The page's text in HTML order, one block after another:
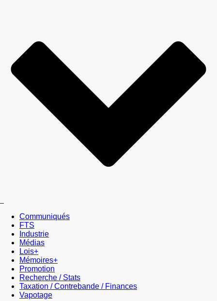
Communiqués
FTS
Industrie
Médias
Lois+
Mémoires+
Promotion
Recherche / Stats
Taxation / Contrebande / Finances
Vapotage